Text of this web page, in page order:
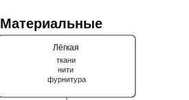
Материальные
затраты
Лёгкая
ткани
нити
фурнитура